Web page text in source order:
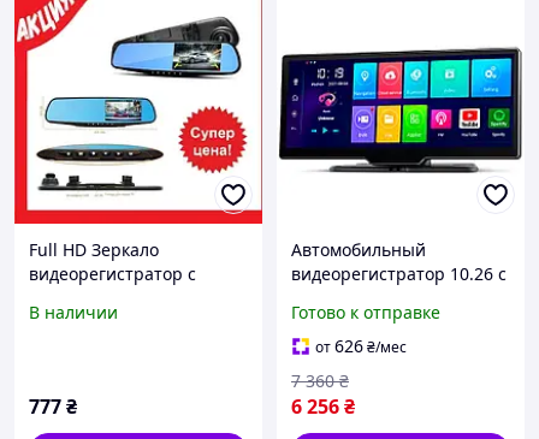
Full HD Зеркало
видеорегистратор с
AK47 с камерой заднего
В наличии
777₴
Автомобильный
видеорегистратор 10.26 с
4K+1080P, CarPlay, Android
Auto и Wi-Fi
Готово к отправке
от626₴/мес
6 256₴
7 360 ₴